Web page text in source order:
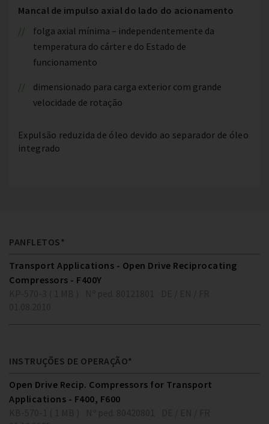
Mancal de impulso axial do lado do acionamento
folga axial mínima – independentemente da
temperatura do cárter e do Estado de
funcionamento
dimensionado para carga exterior com grande
velocidade de rotação
Expulsão reduzida de óleo devido ao separador de óleo
integrado
PANFLETOS*
Transport Applications - Open Drive Reciprocating
Compressors - F400Y
INSTRUÇÕES DE OPERAÇÃO*
Open Drive Recip. Compressors for Transport
Applications - F400, F600